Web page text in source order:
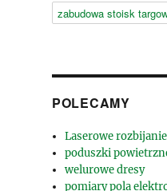
zabudowa stoisk
POLECAMY
Laserowe
poduszki
welurowe dresy
pomiary pola